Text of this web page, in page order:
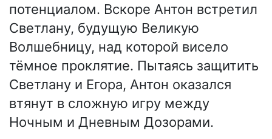
потенциалом. Вскоре Антон встретил
Светлану, будущую Великую
Волшебницу, над которой висело
тёмное проклятие. Пытаясь защитить
Светлану и Егора, Антон оказался
втянут в сложную игру между
Ночным и Дневным Дозорами.